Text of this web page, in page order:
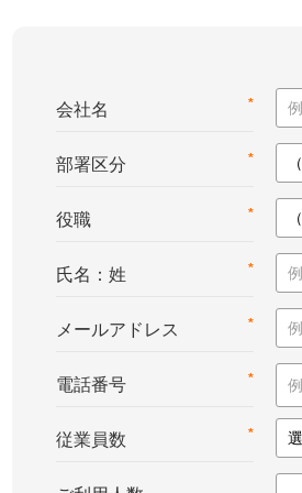
*
会社名
*
部署区分
*
役職
*
氏名：姓
*
メールアドレス
*
電話番号
*
従業員数